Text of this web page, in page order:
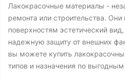
Лакокрасочные материалы -
ремонта или строительства.
поверхностям эстетический
надежную защиту от внешних
вы можете купить
типов и назначения по